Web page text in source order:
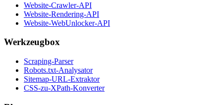
Website-Crawler-API
Website-Rendering-API
Website-WebUnlocker-API
Werkzeugbox
Scraping-Parser
Robots.txt-Analysator
Sitemap-URL-Extraktor
CSS-zu-XPath-Konverter